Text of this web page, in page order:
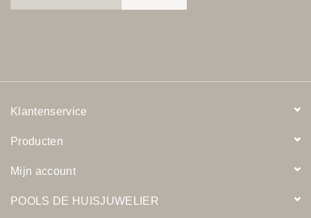
Klantenservice
Producten
Mijn account
POOLS DE HUISJUWELIER